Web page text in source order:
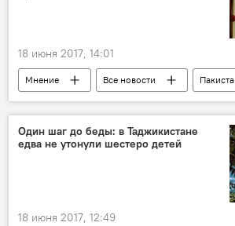
18 июня 2017, 14:01
Мнение Все новости
Индия
ШОС Афганистан
Один шаг до беды: в Таджикистане
едва не утонули шестеро детей
18 июня 2017, 12:49